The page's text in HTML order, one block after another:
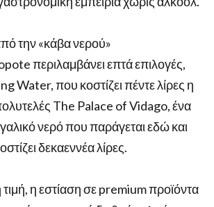
την «κάβα νερού»
περιλαμβάνει επτά επιλογές,
Water, που κοστίζει πέντε λίρες η
The Palace of Vidago, ένα
νερό που παράγεται εδώ και
δεκαεννέα λίρες.
η εστίαση σε premium προϊόντα